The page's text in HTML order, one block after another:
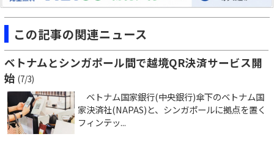
この記事の関連ニュース
ベトナムとシンガポール間で越境QR決済サービス開
始 (7/3)
ベトナム国家銀行(中央銀行)傘下のベトナム国
家決済社(NAPAS)と、シンガポールに拠点を置く
フィンテッ...